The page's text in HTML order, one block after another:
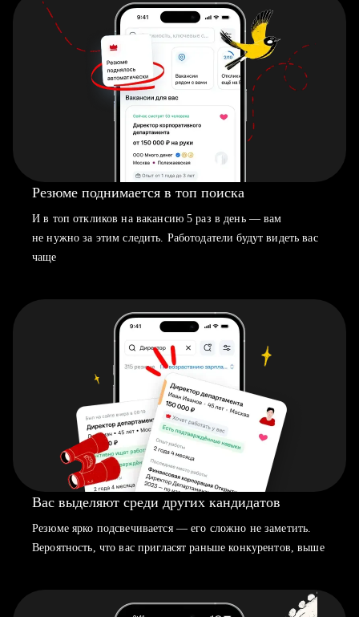
Резюме поднимается в топ поиска
И в топ откликов на вакансию 5 раз в день — вам
не нужно за этим следить. Работодатели будут видеть вас
чаще
Вас выделяют среди других кандидатов
Резюме ярко подсвечивается — его сложно не заметить.
Вероятность, что вас пригласят раньше конкурентов, выше